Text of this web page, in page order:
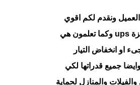
ونقدم لكم اقوي
ups وكما تعلمون هي
او انخفاض التيار
جميع قدراتها لكي
والمنازل لحماية